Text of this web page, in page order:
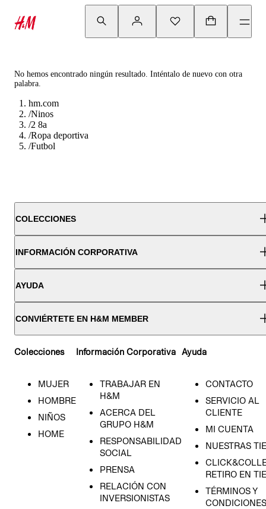
No hemos encontrado ningún resultado. Inténtalo de nuevo con otra
palabra.
hm.com
/Ninos
/2 8a
/Ropa deportiva
/Futbol
COLECCIONES
INFORMACIÓN CORPORATIVA
AYUDA
CONVIÉRTETE EN H&M MEMBER
Colecciones
MUJER
HOMBRE
NIÑOS
HOME
Información Corporativa
TRABAJAR EN
H&M
ACERCA DEL
GRUPO H&M
RESPONSABILIDAD
SOCIAL
PRENSA
RELACIÓN CON
INVERSIONISTAS
Ayuda
CONTACTO
SERVICIO AL
CLIENTE
MI CUENTA
NUESTRAS
RETIRO EN
TÉRMINOS Y
CONDICIONES